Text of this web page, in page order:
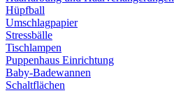
Hüpfball
Umschlagpapier
Stressbälle
Tischlampen
Puppenhaus Einrichtung
Baby-Badewannen
Schaltflächen